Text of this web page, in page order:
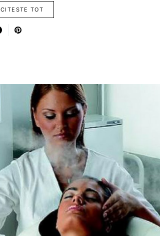
CITESTE TOT